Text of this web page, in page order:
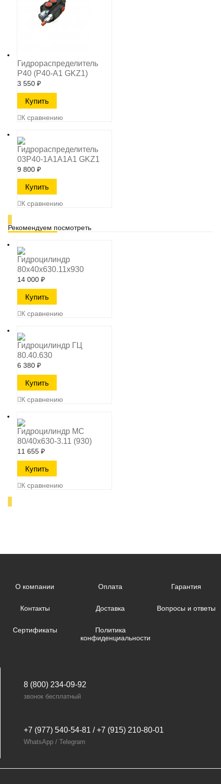
Гидрораспределитель
Р40 (P40-A1 GKZ1)
3 550 ₽
К сравнению
Гидрораспределитель
03P40-1A1A1A1 GKZ1
9 800 ₽
К сравнению
Рекомендуем посмотреть
Гидроцилиндр
80х40х630.11х930
14 000 ₽
К сравнению
Гидроцилиндр ГЦ
80.40.630
6 380 ₽
К сравнению
Гидроцилиндр МС
80/40х630-3.11 (930)
11 655 ₽
К сравнению
О компании Оплата Гарантия
Контакты Доставка Вопросы и ответы
Сертификаты
Политика
конфиденциальности
8 (800) 234-09-92
звонок бесплатный
+7 (977) 540-54-81 / +7 (915) 210-80-01
WhatsApp / Telegram